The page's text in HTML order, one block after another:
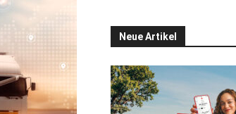
Neue Artikel